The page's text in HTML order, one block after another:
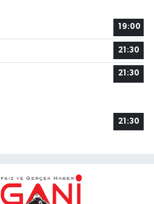
19:00
21:30
21:30
21:30